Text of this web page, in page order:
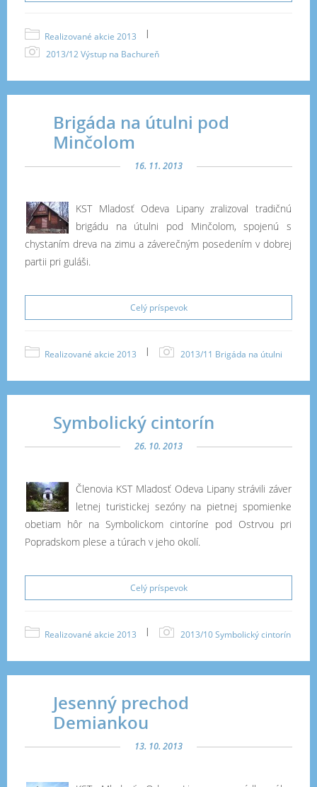
Realizované akcie 2013
|
2013/12 Výstup na Bachureň
Brigáda na útulni pod
Minčolom
16. 11. 2013
KST Mladosť Odeva Lipany zralizoval tradičnú
brigádu na útulni pod Minčolom, spojenú s
chystaním dreva na zimu a záverečným posedením v dobrej
partii pri guláši.
Celý príspevok
Realizované akcie 2013 | 2013/11 Brigáda na útulni
Symbolický cintorín
26. 10. 2013
Členovia KST Mladosť Odeva Lipany strávili záver
letnej turistickej sezóny na pietnej spomienke
obetiam hôr na Symbolickom cintoríne pod Ostrvou pri
Popradskom plese a túrach v jeho okolí.
Celý príspevok
Realizované akcie 2013 | 2013/10 Symbolický cintorín
Jesenný prechod
Demiankou
13. 10. 2013